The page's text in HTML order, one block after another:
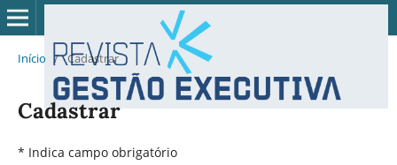
Início / Cadastrar
Cadastrar
* Indica campo obrigatório